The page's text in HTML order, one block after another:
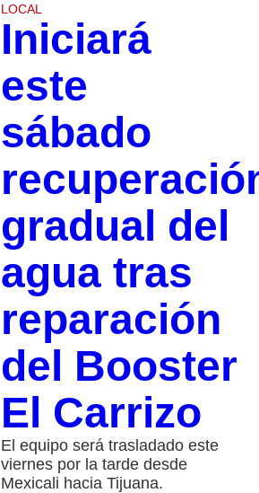
LOCAL
Iniciará
este
sábado
gradual del
agua tras
reparación
del Booster
El Carrizo
El equipo será trasladado este
viernes por la tarde desde
Mexicali hacia Tijuana.